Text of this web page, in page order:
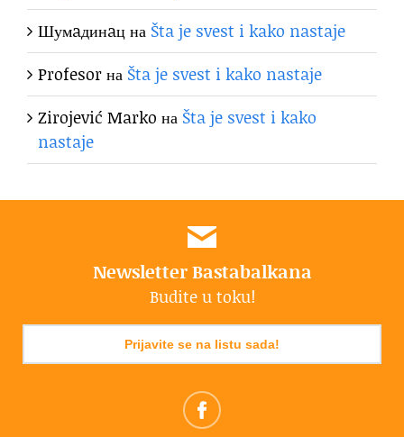
Шумaдинaцна Šta je svest i kako nastaje
Profesorна Šta je svest i kako nastaje
Zirojević Marko на Šta je svest i kako
nastaje
Newsletter Bastabalkana
Budite u toku!
Prijavite se na listu sada!